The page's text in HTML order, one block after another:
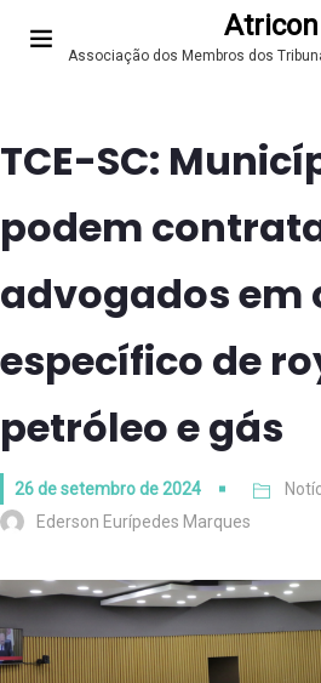
Atricon
Associação dos Membros dos
TCE-SC:
podem
advogados em
específico de
petróleo e gás
26 de setembro de 2024
Ederson Eurípedes Marques